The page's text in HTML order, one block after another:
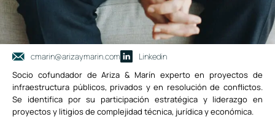
Socio cofundador de Ariza & Marín experto en proyectos de
infraestructura públicos, privados y en resolución de conflictos.
Se identifica por su participación estratégica y liderazgo en
proyectos y litigios de complejidad técnica, jurídica y económica.
cmarin@arizaymarin.com Linkedin